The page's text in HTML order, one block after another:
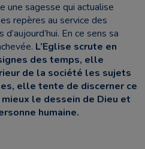
une sagesse qui actualise
repères au service des
En ce sens sa
L’Eglise scrute en
des temps, elle
de la société les sujets
elle tente de discerner ce
le dessein de Dieu et
humaine.